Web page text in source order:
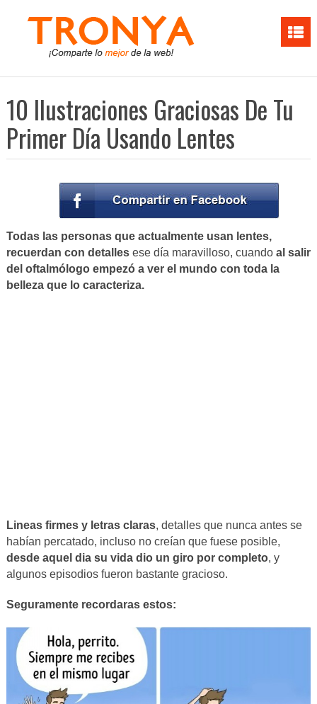
10 Ilustraciones Graciosas De Tu
Primer Día Usando Lentes
Todas las personas que actualmente usan lentes,
recuerdan con detallesese día maravilloso, cuando al salir
del oftalmólogo empezó a ver el mundo con toda la
belleza que lo caracteriza.
Lineas firmes y letras claras, detalles que nunca antes se
habían percatado, incluso no creían que fuese posible,
desde aquel dia su vida dio un giro por completo, y
algunos episodios fueron bastante gracioso.
Seguramente recordaras estos: